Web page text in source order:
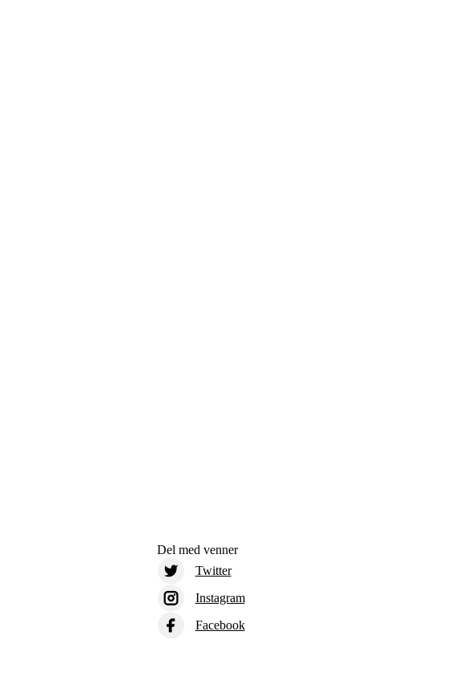
Del med venner
Twitter
Instagram
Facebook